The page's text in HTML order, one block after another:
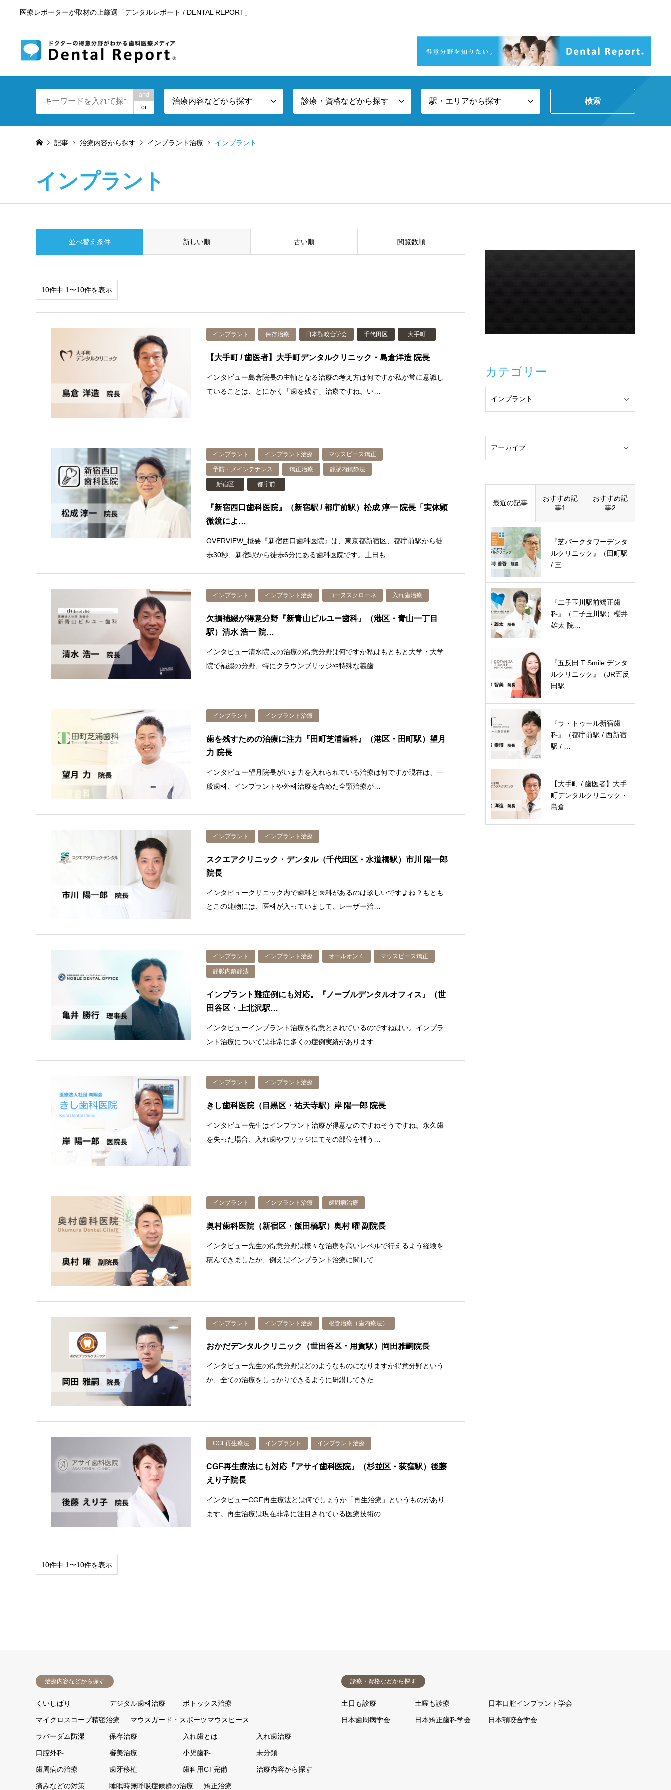
医療レポーターが取材の上厳選「デンタルレポート / DENTAL REPORT」
and
or
治療内容などから探す 診療・資格などから探す 駅・エリアから探す
記事 治療内容から探す インプラント治療 インプラント
インプラント
並べ替え条件 新しい順 古い順 閲覧数順
10件中 1〜10件を表示
インプラント 保存治療 日本顎咬合学会 千代田区 大手町
【大手町 / 歯医者】大手町デンタルクリニック・島倉洋造 院長
インタビュー島倉院長の主軸となる治療の考え方は何ですか私が常に意識し
ていることは、とにかく「歯を残す」治療ですね。い…
インプラント インプラント治療 マウスピース矯正
予防・メインテナンス 矯正治療 静脈内鎮静法
新宿区 都庁前
『新宿西口歯科医院』（新宿駅 / 都庁前駅）松成 淳一 院長「実体顕
微鏡によ…
OVERVIEW_概要『新宿西口歯科医院』は、東京都新宿区、都庁前駅から徒
歩30秒、新宿駅から徒歩6分にある歯科医院です。土日も…
インプラント インプラント治療 コーヌスクローネ 入れ歯治療
欠損補綴が得意分野『新青山ビルユー歯科』（港区・青山一丁目
駅）清水 浩一 院…
インタビュー清水院長の治療の得意分野は何ですか私はもともと大学・大学
院で補綴の分野、特にクラウンブリッジや特殊な義歯…
インプラント インプラント治療
歯を残すための治療に注力『田町芝浦歯科』（港区・田町駅）望月
力 院長
インタビュー望月院長がいま力を入れられている治療は何ですか現在は、一
般歯科、インプラントや外科治療を含めた全顎治療が…
インプラント インプラント治療
スクエアクリニック・デンタル（千代田区・水道橋駅）市川 陽一郎
院長
インタビュークリニック内で歯科と医科があるのは珍しいですよね？もとも
とこの建物には、医科が入っていまして、レーザー治…
インプラント インプラント治療 オールオン４ マウスピース矯正
静脈内鎮静法
インプラント難症例にも対応。『ノーブルデンタルオフィス』（世
田谷区・上北沢駅…
インタビューインプラント治療を得意とされているのですねはい。インプラ
ント治療については非常に多くの症例実績があります…
インプラント インプラント治療
きし歯科医院（目黒区・祐天寺駅）岸 陽一郎 院長
インタビュー先生はインプラント治療が得意なのですねそうですね。永久歯
を失った場合、入れ歯やブリッジにてその部位を補う…
インプラント インプラント治療 歯周病治療
奥村歯科医院（新宿区・飯田橋駅）奥村 曜 副院長
インタビュー先生の得意分野は様々な治療を高いレベルで行えるよう経験を
積んできましたが、例えばインプラント治療に関して…
インプラント インプラント治療 根管治療（歯内療法）
おかだデンタルクリニック（世田谷区・用賀駅）岡田雅嗣院長
インタビュー先生の得意分野はどのようなものになりますか得意分野という
か、全ての治療をしっかりできるように研鑚してきた…
CGF再生療法 インプラント インプラント治療
CGF再生療法にも対応『アサイ歯科医院』（杉並区・荻窪駅）後藤
えり子院長
インタビューCGF再生療法とは何でしょうか「再生治療」というものがあり
ます。再生治療は現在非常に注目されている医療技術の…
10件中 1〜10件を表示
カテゴリー
最近の記事
おすすめ記
事1
おすすめ記
事2
『芝パークタワーデンタ
ルクリニック』（田町駅
/ 三…
『二子玉川駅前矯正歯
科』（二子玉川駅）櫻井
雄太 院…
『五反田 T Smile デンタ
ルクリニック』（JR五反
田駅…
『ラ・トゥール新宿歯
科』（都庁前駅 / 西新宿
駅 / …
【大手町 / 歯医者】大手
町デンタルクリニック・
島倉…
治療内容などから探す
くいしばり デジタル歯科治療 ボトックス治療
マイクロスコープ精密治療 マウスガード・スポーツマウスピース
ラバーダム防湿 保存治療 入れ歯とは 入れ歯治療
口腔外科 審美治療 小児歯科 未分類
歯周病の治療 歯牙移植 歯科用CT完備 治療内容から探す
痛みなどの対策 睡眠時無呼吸症候群の治療 矯正治療
診療・資格などから探す
土日も診療 土曜も診療 日本口腔インプラント学会
日本歯周病学会 日本矯正歯科学会 日本顎咬合学会